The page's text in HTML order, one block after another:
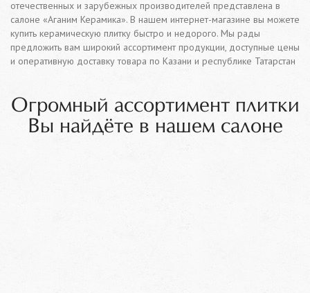
отечественных и зарубежных производителей представлена в
салоне «Аганим Керамика». В нашем интернет-магазине вы можете
купить керамическую плитку быстро и недорого. Мы рады
предложить вам широкий ассортимент продукции, доступные цены
и оперативную доставку товара по Казани и республике Татарстан
Огромный ассортимент плитки
Вы найдёте в нашем салоне